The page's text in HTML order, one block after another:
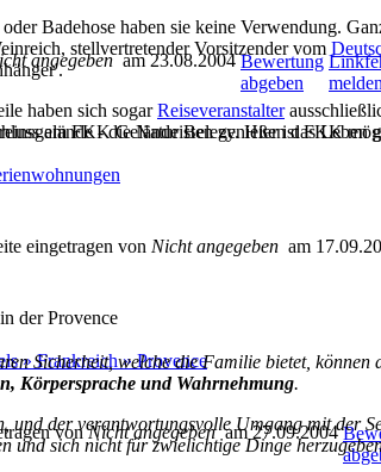
angegebenam 23.08.2004 Bewertung
abgeben
melden
am FKK Gelände Belezy. Hier ist FKK
eingetragen von Nicht angegeben am
der Provence
» Frankreich » Provence
vonNicht angegebenam 27.09.2004
Badehose haben sie keine Verwendung.
stellvertretender Vorsitzender vom
haben sich sogarReiseveranstalter
- die Naturisten genießen das Leben
Sicherheit, welche die Familie bietet,
Körpersprache und Wahrnehmung.
und der verantwortungsvolle Umgang mit
und sich nicht für zwielichtige Dinge